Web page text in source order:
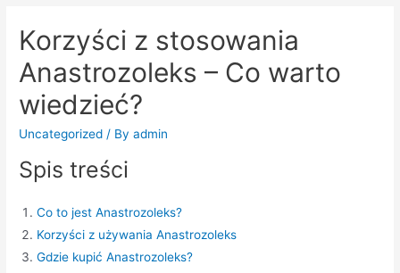
Korzyści z stosowania
Anastrozoleks – Co warto
wiedzieć?
Uncategorized / Byadmin
Spis treści
Co to jest Anastrozoleks?
Korzyści z używania Anastrozoleks
Gdzie kupić Anastrozoleks?